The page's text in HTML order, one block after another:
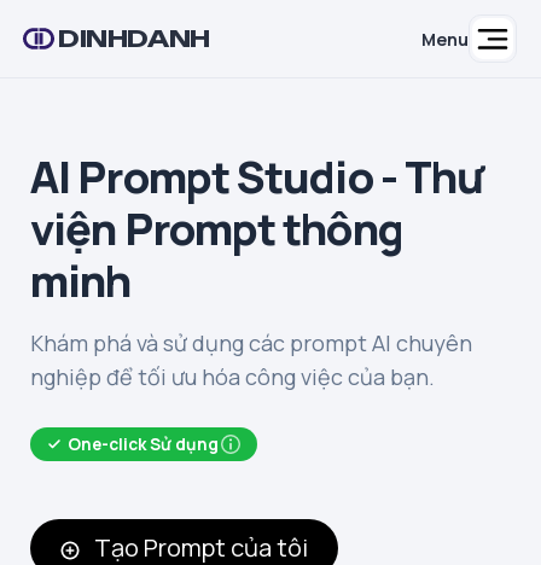
DINHDANH Menu
AI Prompt Studio - Thư
viện Prompt thông
minh
Khám phá và sử dụng các prompt AI chuyên
nghiệp để tối ưu hóa công việc của bạn.
One-click Sử dụng
Tạo Prompt của tôi